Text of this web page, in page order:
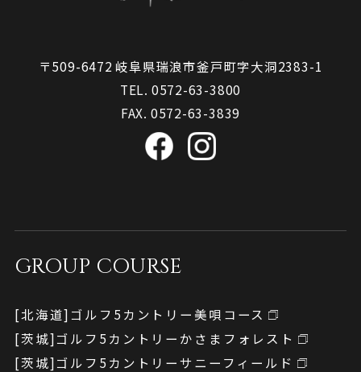
〒509-6472 岐阜県瑞浪市釜戸町字大洞2383-1
TEL. 0572-63-3800
FAX. 0572-63-3839
GROUP COURSE
[北海道] ゴルフ5カントリー 美唄コース
[茨城]ゴルフ5カントリー かさまフォレスト
[茨城]ゴルフ5カントリーサニーフィールド